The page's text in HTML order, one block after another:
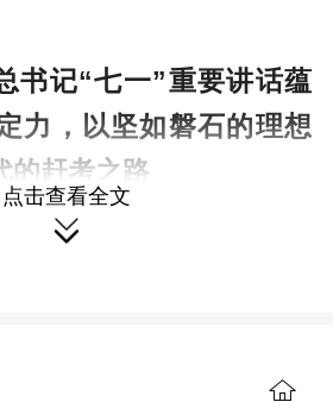
书记“七一”重要讲话蕴
力，以坚如磐石的理想
的赶考之路
”重要讲话，系统回答了
点击查看全文
